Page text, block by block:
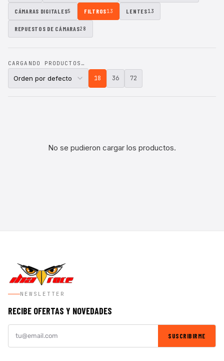
CÁMARAS DIGITALES5 FILTROS13 LENTES13
REPUESTOS DE CÁMARAS28
CARGANDO PRODUCTOS…
18 36 72
No se pudieron cargar los productos.
NEWSLETTER
RECIBE OFERTAS Y NOVEDADES
SUSCRIBIRME